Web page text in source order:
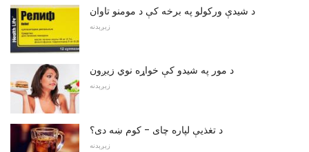
د شیدې ورکولو په برخه کې د مومنو تاوان
زېږېدنه
د مور په شیدو کې خواړه نوي زیږون
زېږېدنه
د تغذیې لپاره چای - کوم ښه دی؟
زېږېدنه